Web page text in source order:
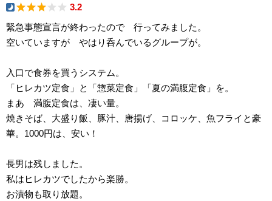
3.2
緊急事態宣言が終わったので 行ってみました。
空いていますが やはり呑んでいるグループが。
入口で食券を買うシステム。
「ヒレカツ定食」と「惣菜定食」「夏の満腹定食」を。
まあ 満腹定食は、凄い量。
焼きそば、大盛り飯、豚汁、唐揚げ、コロッケ、魚フライと豪
華。1000円は、安い！
長男は残しました。
私はヒレカツでしたから楽勝。
お漬物も取り放題。